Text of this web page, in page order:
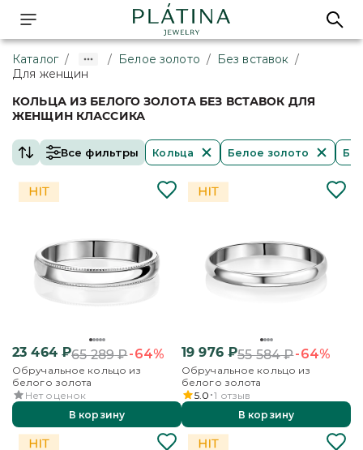
Каталог / / Белое золото / Без вставок /
Для женщин
КОЛЬЦА ИЗ БЕЛОГО ЗОЛОТА БЕЗ ВСТАВОК ДЛЯ
ЖЕНЩИН КЛАССИКА
Все фильтры Кольца Белое золото
23 464₽65 289₽-64%
Обручальное кольцо из
белого золота
Нет оценок
В корзину
19 976₽55 584₽-64%
Обручальное кольцо из
белого золота
5.0 1 отзыв
В корзину